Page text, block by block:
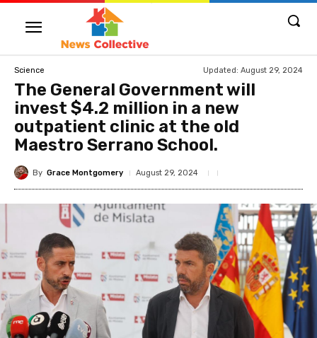
Science Updated: August 29, 2024
The General Government will
invest $4.2 million in a new
outpatient clinic at the old
Maestro Serrano School.
By Grace Montgomery August 29, 2024